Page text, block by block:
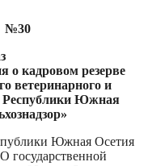
о кадровом резерве
ветеринарного и
Республики Южная
Южная Осетия
государственной